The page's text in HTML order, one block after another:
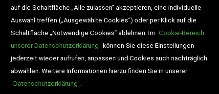
auf die Schaltfläche „Alle zulassen“ akzeptieren, eine individuelle
Auswahl treffen („Ausgewählte Cookies“) oder per Klick auf die
Schaltfläche „Notwendige Cookies“ ablehnen. Im Cookie-Bereich
unserer Datenschutzerklärung können Sie diese Einstellungen
jederzeit wieder aufrufen, anpassen und Cookies auch nachträglich
abwählen. Weitere Informationen hierzu finden Sie in unserer
Datenschutzerklärung